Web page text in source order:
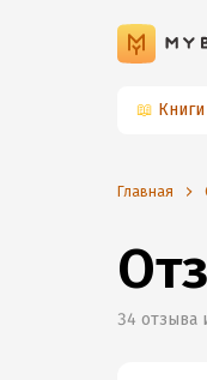
📖 Книги
Главная
34 отзыва